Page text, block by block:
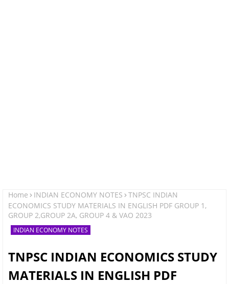
Home INDIAN ECONOMY NOTES
TNPSC INDIAN
ECONOMICS STUDY MATERIALS IN ENGLISH PDF GROUP 1,
GROUP 2,GROUP 2A, GROUP 4 & VAO 2023
INDIAN ECONOMY NOTES
TNPSC INDIAN ECONOMICS STUDY
MATERIALS IN ENGLISH PDF